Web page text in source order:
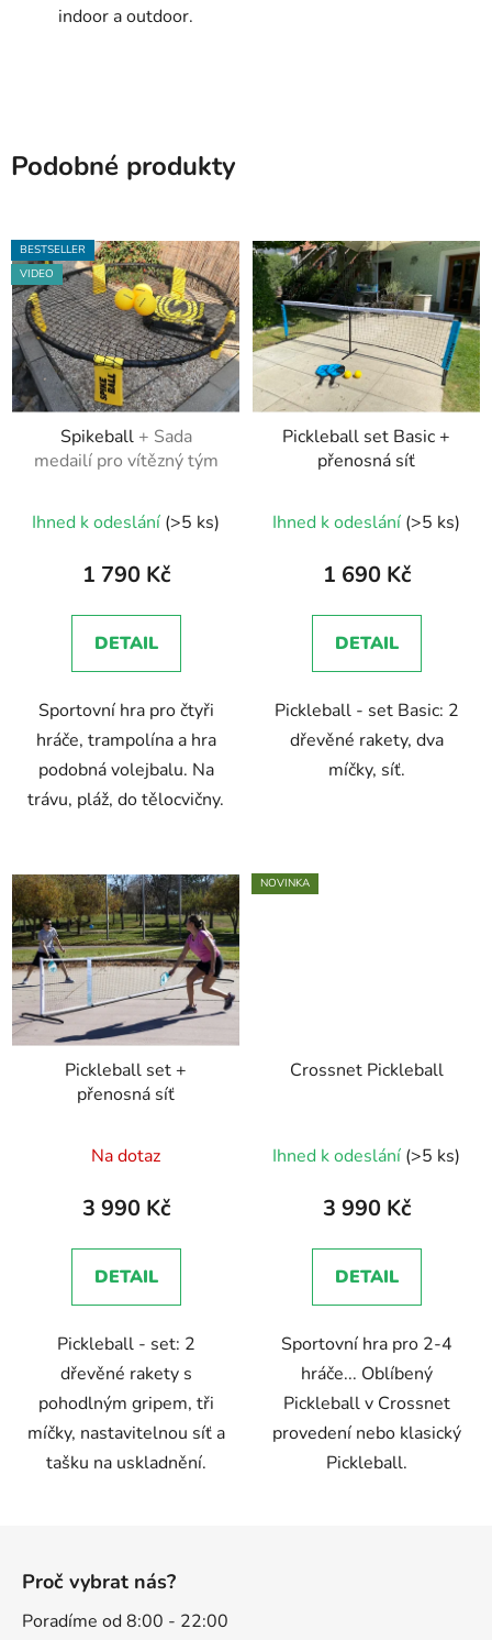
indoor a outdoor.
Podobné produkty
BESTSELLER
VIDEO
Spikeball + Sada
medailí pro vítězný tým
hodnocení
produktu
5,0
z
hvězdiček.
Ihned k odeslání (>5 ks)
1 790 Kč
DETAIL
Sportovní hra pro čtyři
hráče, trampolína a hra
podobná volejbalu. Na
trávu, pláž, do tělocvičny.
Pickleball set Basic +
přenosná síť
Ihned k odeslání (>5 ks)
1 690 Kč
DETAIL
Pickleball - set Basic: 2
dřevěné rakety, dva
míčky, síť.
Pickleball set +
přenosná síť
Na dotaz
3 990 Kč
DETAIL
Pickleball - set: 2
dřevěné rakety s
pohodlným gripem, tři
míčky, nastavitelnou síť a
tašku na uskladnění.
NOVINKA
Crossnet Pickleball
hodnocení
produktu
5,0
z
hvězdiček.
Ihned k odeslání (>5 ks)
3 990 Kč
DETAIL
Sportovní hra pro 2-4
hráče... Oblíbený
Pickleball v Crossnet
provedení nebo klasický
Pickleball.
Proč vybrat nás?
Poradíme od 8:00 - 22:00